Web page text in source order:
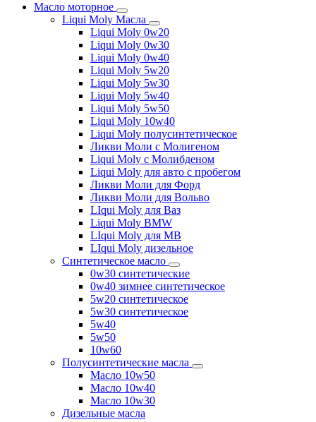
Масло моторное
Liqui Moly Масла
Liqui Moly 0w20
Liqui Moly 0w30
Liqui Moly 0w40
Liqui Moly 5w20
Liqui Moly 5w30
Liqui Moly 5w40
Liqui Moly 5w50
Liqui Moly 10w40
Liqui Moly полусинтетическое
Ликви Моли с Молигеном
Liqui Moly с Молибденом
Liqui Moly для авто с пробегом
Ликви Моли для Форд
Ликви Моли для Вольво
LIqui Moly для Ваз
Liqui Moly BMW
LIqui Moly для MB
LIqui Moly дизельное
Синтетическое масло
0w30 синтетические
0w40 зимнее синтетическое
5w20 синтетическое
5w30 синтетическое
5w40
5w50
10w60
Полусинтетические масла
Масло 10w50
Масло 10w40
Масло 10w30
Дизельные масла